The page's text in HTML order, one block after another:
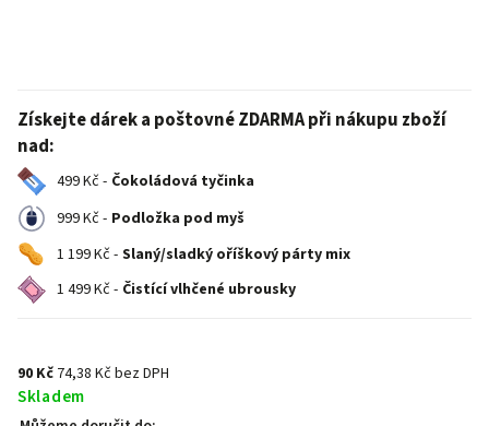
Získejte dárek a poštovné ZDARMA při nákupu zboží
nad:
499 Kč - Čokoládová tyčinka
999 Kč - Podložka pod myš
1 199 Kč - Slaný/sladký oříškový párty mix
1 499 Kč - Čistící vlhčené ubrousky
90 Kč 74,38 Kč bez DPH
Skladem